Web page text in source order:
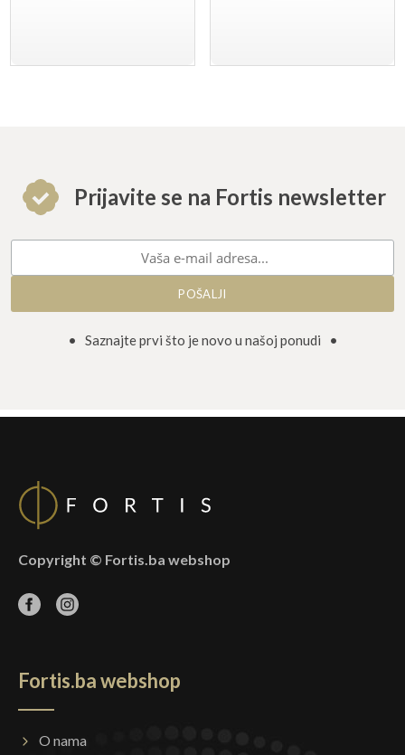
Prijavite se na Fortis newsletter
• Saznajte prvi što je novo u našoj ponudi •
Copyright © Fortis.ba webshop
Fortis.ba webshop
O nama